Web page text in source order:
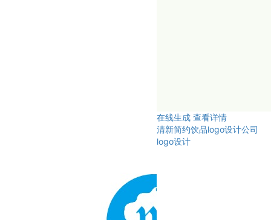
在线生成 查看详情
清新简约饮品logo设计公司
logo设计